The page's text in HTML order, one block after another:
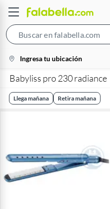
location-
icon
Ingresa tu ubicación
Babyliss pro 230 radiance
Llega mañana Retira mañana